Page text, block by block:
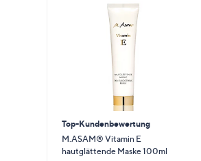
Top-Kundenbewertung
M.ASAM® Vitamin E
hautglättende Maske 100ml